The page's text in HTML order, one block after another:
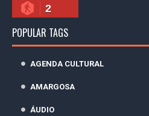
2
POPULAR TAGS
AGENDA CULTURAL
AMARGOSA
ÁUDIO